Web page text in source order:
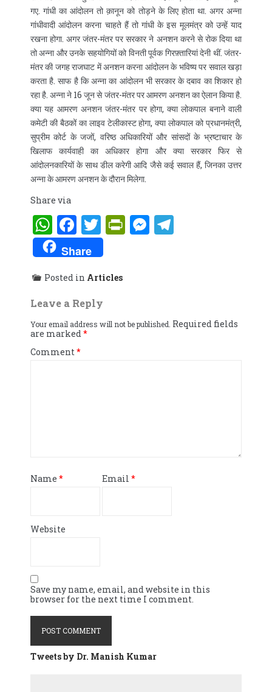
गए. गांधी का आंदोलन तो क़ानून को तोड़ने के लिए होता था. अगर अन्ना
गांधीवादी आंदोलन करना चाहते हैं तो गांधी के इस मूलमंत्र को उन्हें याद
रखना होगा. अगर जंतर-मंतर पर सरकार ने अनशन करने से रोक दिया था
तो अन्ना और उनके सहयोगियों को विनती पूर्वक गिरफ़्तारियां देनी थीं. जंतर-
मंतर की जगह राजघाट में अनशन करना आंदोलन के भविष्य पर सवाल खड़ा
करता है. साफ है कि अन्ना का आंदोलन भी सरकार के दबाव का शिकार हो
रहा है. अन्ना ने 16 जून से जंतर-मंतर पर आमरण अनशन का ऐलान किया है.
क्या यह आमरण अनशन जंतर-मंतर पर होगा, क्या लोकपाल बनाने वाली
कमेटी की बैठकों का लाइव टेलीकास्ट होगा, क्या लोकपाल को प्रधानमंत्री,
सुप्रीम कोर्ट के जजों, वरिष्ठ अधिकारियों और सांसदों के भ्रष्टाचार के
खिलाफ कार्यवाही का अधिकार होगा और क्या सरकार फिर से
आंदोलनकारियों के साथ डील करेगी आदि जैसे कई सवाल हैं, जिनका उत्तर
अन्ना के आमरण अनशन के दौरान मिलेगा.
Share via
WhatsApp
Facebook
Twitter
PrintFriendly
Messenger
Share
Posted in Articles
Leave a Reply
Your email address will not be published. Required fields
are marked *
Comment *
Name * Email *
Website
Save my name, email, and website in this
browser for the next time I comment.
Tweets by Dr. Manish Kumar